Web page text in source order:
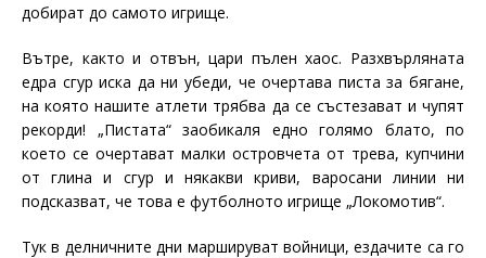
добират до самото игрище.
Вътре, както и отвън, цари пълен хаос. Разхвърляната
едра сгур иска да ни убеди, че очертава писта за бягане,
на която нашите атлети трябва да се състезават и чупят
рекорди! „Пистата“ заобикаля едно голямо блато, по
което се очертават малки островчета от трева, купчини
от глина и сгур и някакви криви, варосани линии ни
подсказват, че това е футболното игрище „Локомотив“.
Тук в делничните дни маршируват войници, ездачите са го